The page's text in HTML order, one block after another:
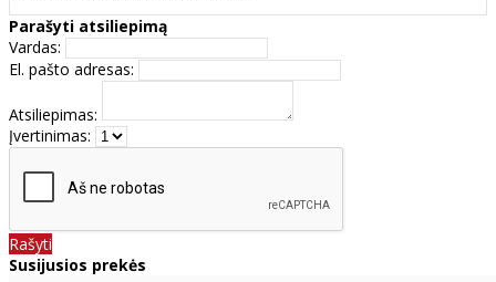
Parašyti atsiliepimą
Vardas:
El. pašto adresas:
Atsiliepimas:
Įvertinimas:
Rašyti
Susijusios prekės